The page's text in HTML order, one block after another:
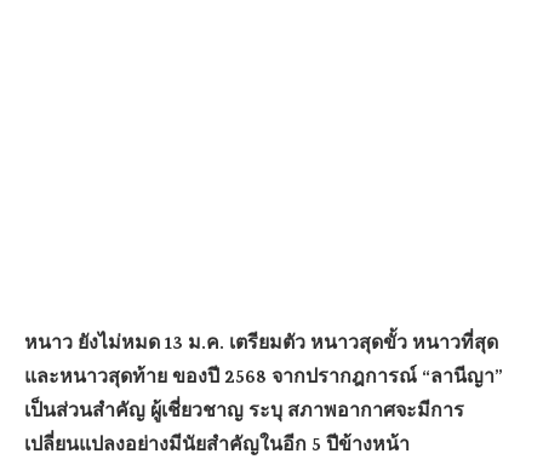
หนาว ยังไม่หมด 13 ม.ค. เตรียมตัว หนาวสุดขั้ว หนาวที่สุด
และหนาวสุดท้าย ของปี 2568 จากปรากฎการณ์ “ลานีญา”
เป็นส่วนสำคัญ ผู้เชี่ยวชาญ ระบุ สภาพอากาศจะมีการ
เปลี่ยนแปลงอย่างมีนัยสำคัญในอีก 5 ปีข้างหน้า